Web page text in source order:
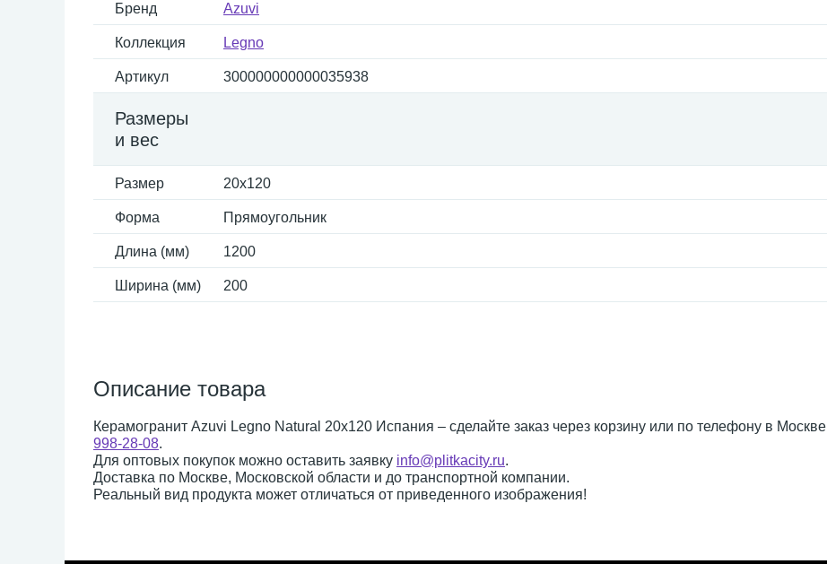
Бренд Azuvi
Коллекция Legno
Артикул 300000000000035938
Размеры
и вес
Размер 20x120
Форма Прямоугольник
Длина (мм) 1200
Ширина (мм) 200
Описание товара
Керамогранит Azuvi Legno Natural 20x120 Испания – сделайте заказ через корзину или по телефону в Москве
998-28-08.
Для оптовых покупок можно оставить заявку info@plitkacity.ru.
Доставка по Москве, Московской области и до транспортной компании.
Реальный вид продукта может отличаться от приведенного изображения!